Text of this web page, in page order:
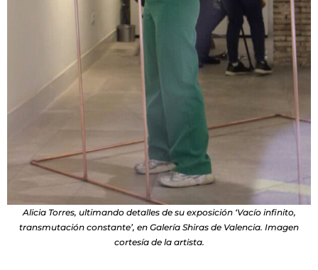
Alicia Torres, ultimando detalles de su exposición ‘Vacío infinito,
transmutación constante’, en Galería Shiras de Valencia. Imagen
cortesía de la artista.